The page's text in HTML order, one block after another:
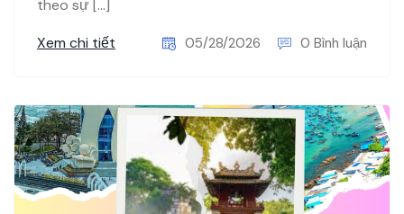
theo sự […]
Xem chi tiết
05/28/2026 0 Bình luận